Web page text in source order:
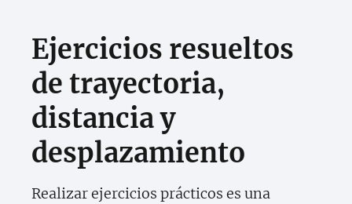
Ejercicios resueltos
de trayectoria,
distancia y
desplazamiento
Realizar ejercicios prácticos es una